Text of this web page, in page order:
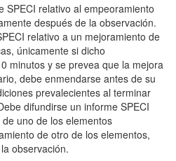
SPECI relativo al empeoramiento
después de la observación.
relativo a un mejoramiento de
únicamente si dicho
minutos y se prevea que la mejora
debe enmendarse antes de su
prevalecientes al terminar
difundirse un informe SPECI
uno de los elementos
de otro de los elementos,
observación.